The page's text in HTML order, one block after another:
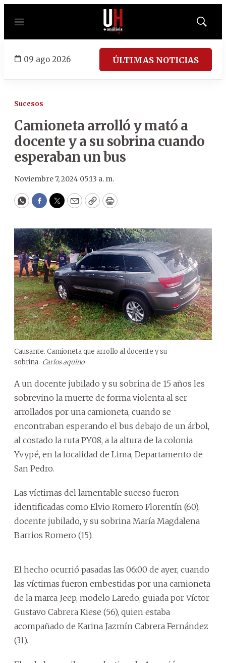
Menú
Mostrar
09 ago 2026 ÚLTIMAS NOTICIAS
Sucesos
Camioneta arrolló y mató a
docente y a su sobrina cuando
esperaban un bus
Noviembre 7, 2024 05:13 a. m.
WhatsApp
Facebook
Twitter
EmailCopyPrint
Causante. Camioneta que arrollo al docente y su
sobrina. Carlos aquino
A un docente jubilado y su sobrina de 15 años les
sobrevino la muerte de forma violenta al ser
arrollados por una camioneta, cuando se
encontraban esperando el bus debajo de un árbol,
al costado la ruta PY08, a la altura de la colonia
Yvypé, en la localidad de Lima, Departamento de
San Pedro.
Las víctimas del lamentable suceso fueron
identificadas como Elvio Romero Florentín (60),
docente jubilado, y su sobrina María Magdalena
Barrios Romero (15).
El hecho ocurrió pasadas las 06:00 de ayer, cuando
las víctimas fueron embestidas por una camioneta
de la marca Jeep, modelo Laredo, guiada por Víctor
Gustavo Cabrera Kiese (56), quien estaba
acompañado de Karina Jazmín Cabrera Fernández
(31).